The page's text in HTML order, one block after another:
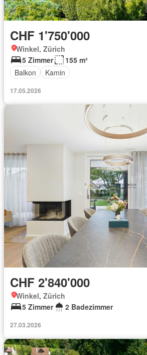
CHF 1'750'000
Winkel, Zürich
5 Zimmer
155 m²
Balkon
Kamin
17.05.2026
CHF 2'840'000
Winkel, Zürich
5 Zimmer
2 Badezimmer
27.03.2026